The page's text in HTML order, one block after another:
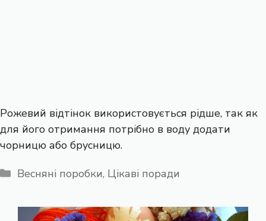
Рожевий відтінок використовується рідше, так як
для його отримання потрібно в воду додати
чорницю або брусницю.
Категорії
Весняні поробки, Цікаві поради